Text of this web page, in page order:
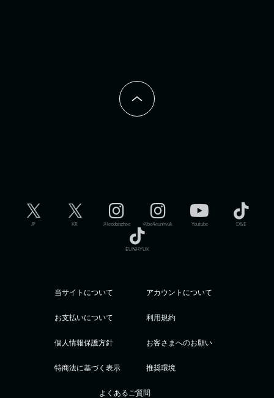
JP KR @leedonghae @be4eunhyuk Youtube D&E
EUNHYUK
当サイトについて アカウントについて
お支払いについて 利用規約
個人情報保護方針 お客さまへのお願い
特商法に基づく表示 推奨環境
よくあるご質問